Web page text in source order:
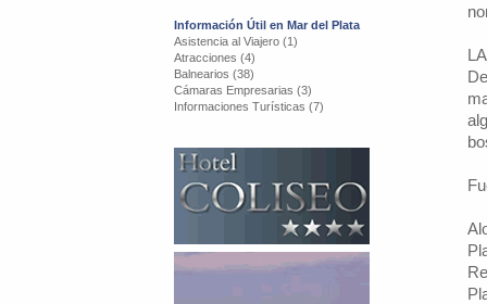
Información Útil en Mar del Plata
Asistencia al Viajero (1)
Atracciones (4)
Balnearios (38)
Cámaras Empresarias (3)
Informaciones Turísticas (7)